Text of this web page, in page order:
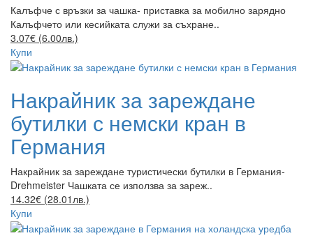
Калъфче с връзки за чашка- приставка за мобилно зарядно
Калъфчето или кесийката служи за съхране..
3.07€ (6.00лв.)
Купи
Накрайник за зареждане
бутилки с немски кран в
Германия
Накрайник за зареждане туристически бутилки в Германия-
Drehmeister Чашката се използва за зареж..
14.32€ (28.01лв.)
Купи